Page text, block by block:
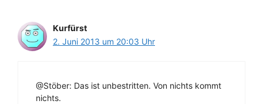
Kurfürst
2. Juni 2013 um 20:03 Uhr
@Stöber: Das ist unbestritten. Von nichts kommt
nichts.